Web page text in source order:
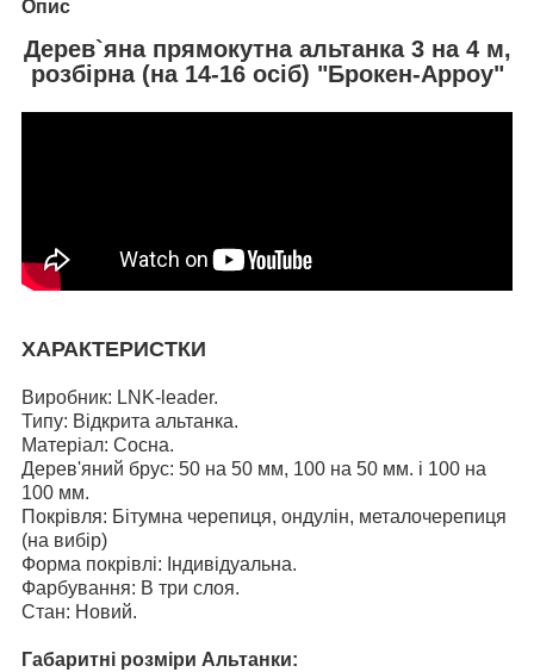
Опис
Дерев`яна прямокутна альтанка 3 на 4 м,
розбірна (на 14-16 осіб) "Брокен-Арроу"
ХАРАКТЕРИСТКИ
Виробник: LNK-leader.
Типу: Відкрита альтанка.
Матеріал: Сосна.
Дерев'яний брус: 50 на 50 мм, 100 на 50 мм. і 100 на
100 мм.
Покрівля: Бітумна черепиця, ондулін, металочерепиця
(на вибір)
Форма покрівлі: Індивідуальна.
Фарбування: В три слоя.
Стан: Новий.
Габаритні розміри Альтанки: